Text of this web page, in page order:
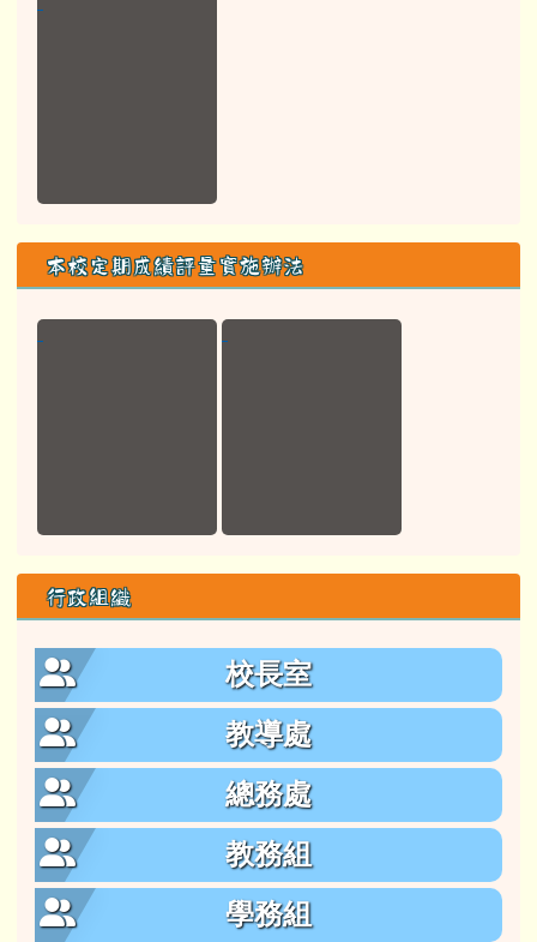
本校定期成績評量實施辦法
行政組織
校長室
教導處
總務處
教務組
學務組